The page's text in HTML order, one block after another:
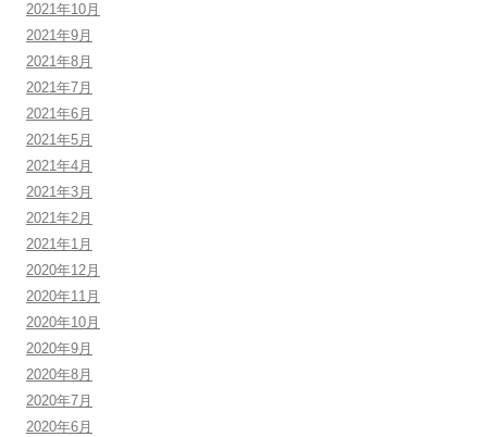
2021年10月
2021年9月
2021年8月
2021年7月
2021年6月
2021年5月
2021年4月
2021年3月
2021年2月
2021年1月
2020年12月
2020年11月
2020年10月
2020年9月
2020年8月
2020年7月
2020年6月